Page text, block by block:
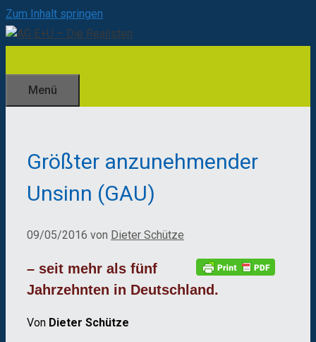
Zum Inhalt springen
Menü
Größter anzunehmender
Unsinn (GAU)
09/05/2016 von Dieter Schütze
– seit mehr als fünf
Jahrzehnten in Deutschland.
Von Dieter Schütze